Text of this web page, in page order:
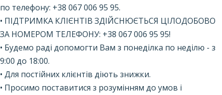
по телефону: +38 067006 95 95.
• ПІДТРИМКА КЛІЄНТІВ ЗДІЙСНЮЄТЬСЯ ЦІЛОДОБОВО
ЗА НОМЕРОМ ТЕЛЕФОНУ: +38 067006 95 95!
• Будемо раді допомогти Вам з понеділка по неділю - з
9:00 до 18:00.
• Для постійних клієнтів діють знижки.
• Просимо поставитися з розумінням до умов і